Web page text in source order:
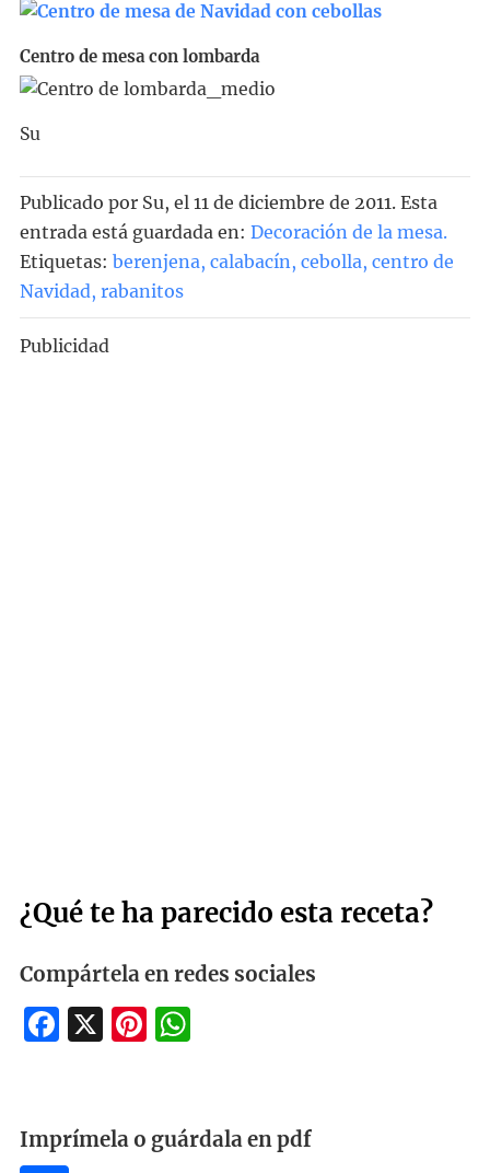
Centro de mesa con lombarda
Su
Publicado por Su, el 11 de diciembre de 2011. Esta
entrada está guardada en: Decoración de la mesa.
Etiquetas: berenjena, calabacín , cebolla, centro de
Navidad, rabanitos
Publicidad
¿Qué te ha parecido esta receta?
Compártela en redes sociales
Facebook
X Pinterest
WhatsApp
Imprímela o guárdala en pdf